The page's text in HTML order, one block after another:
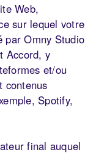
Web,
sur lequel votre
par Omny Studio
Accord, y
et/ou
contenus
Spotify,
final auquel